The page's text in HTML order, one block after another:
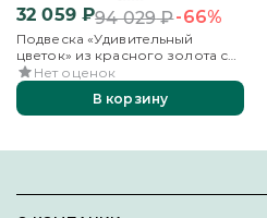
32 059₽94 029₽-66%
Подвеска «Удивительный
цветок» из красного золота с
аметистом и эмалью
Нет оценок
В корзину